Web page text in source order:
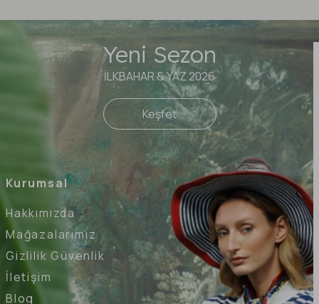
Kurumsal
Hakkımızda
Mağazalarımız
Gizlilik Güvenlik
İletişim
Blog
Yeni Sezon
İLKBAHAR & YAZ 2026
Keşfet